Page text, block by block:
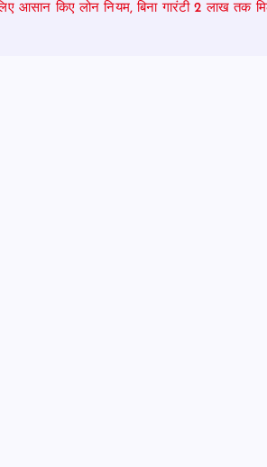
आसान किए लोन नियम, बिना गारंटी 2 लाख तक